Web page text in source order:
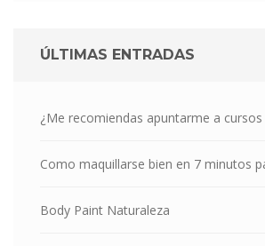
ÚLTIMAS ENTRADAS
¿Me recomiendas apuntarme a
Como maquillarse bien en 7 minutos
Body Paint Naturaleza